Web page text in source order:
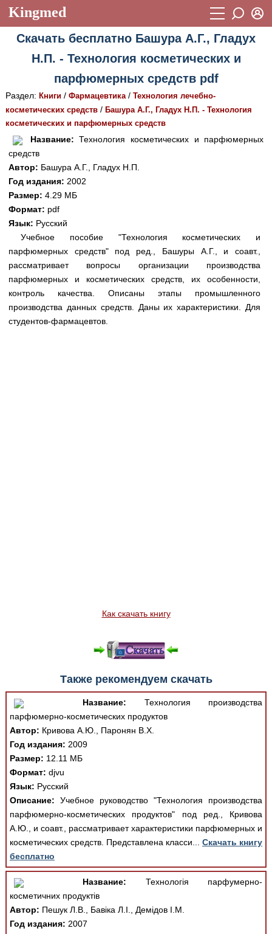
Kingmed
Учебный материал
Видеогалерея 899
Истории болезней 1268
Лекции и презентации 2474
Аккредитационные тесты
Методические рекомендации
Научно-популярное
Статьи
Новости (244)
Медицинская стандартизация
Нормативы экстренной и неотложной помощи
Нормы лабораторных и инструментальных
Восстановить пароль
Регистрация
Скачать бесплатно Башура А.Г., Гладух
Н.П. - Технология косметических и
парфюмерных средств pdf
Раздел: Книги/ Фармацевтика/ Технология лечебно-
косметических средств/ Башура А.Г., Гладух Н.П. - Технология
косметических и парфюмерных средств
Название: Технология косметических и парфюмерных
средств
Автор: Башура А.Г., Гладух Н.П.
Год издания: 2002
Размер: 4.29 МБ
Формат: pdf
Язык: Русский
Учебное пособие "Технология косметических и
парфюмерных средств" под ред., Башуры А.Г., и соавт.,
рассматривает вопросы организации производства
парфюмерных и косметических средств, их особенности,
контроль качества. Описаны этапы промышленного
производства данных средств. Даны их характеристики. Для
студентов-фармацевтов.
Как скачать книгу
Также рекомендуем скачать
Название: Технология производства
парфюмерно-косметических продуктов
Автор: Кривова А.Ю., Паронян В.Х.
Год издания: 2009
Размер: 12.11 МБ
Формат: djvu
Язык: Русский
Описание: Учебное руководство "Технология производства
парфюмерно-косметических продуктов" под ред., Кривова
А.Ю., и соавт., рассматривает характеристики парфюмерных и
косметических средств. Представлена класси...Скачать книгу
бесплатно
Название: Технологія парфумерно-
косметичних продуктів
Автор: Пешук Л.В., Бавіка Л.І., Демідов І.М.
Год издания: 2007